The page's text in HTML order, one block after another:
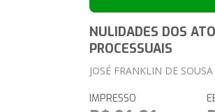
NULIDADES DOS
PROCESSUAIS
JOSÉ FRANKLIN DE SOUSA
IMPRESSO